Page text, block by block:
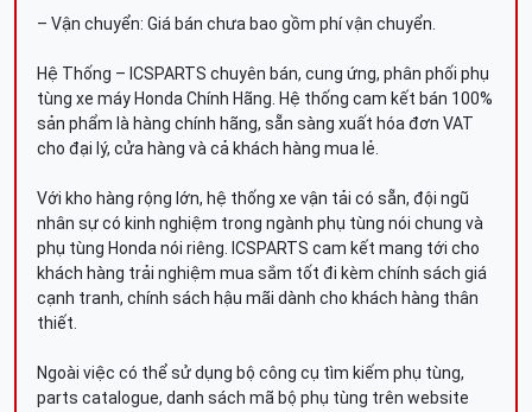
– Vận chuyển: Giá bán chưa bao gồm phí vận chuyển.
Hệ Thống – ICSPARTS chuyên bán, cung ứng, phân phối phụ
tùng xe máy Honda Chính Hãng. Hệ thống cam kết bán 100%
sản phẩm là hàng chính hãng, sẵn sàng xuất hóa đơn VAT
cho đại lý, cửa hàng và cả khách hàng mua lẻ.
Với kho hàng rộng lớn, hệ thống xe vận tải có sẵn, đội ngũ
nhân sự có kinh nghiệm trong ngành phụ tùng nói chung và
phụ tùng Honda nói riêng. ICSPARTS cam kết mang tới cho
khách hàng trải nghiệm mua sắm tốt đi kèm chính sách giá
cạnh tranh, chính sách hậu mãi dành cho khách hàng thân
thiết.
Ngoài việc có thể sử dụng bộ công cụ tìm kiếm phụ tùng,
parts catalogue, danh sách mã bộ phụ tùng trên website